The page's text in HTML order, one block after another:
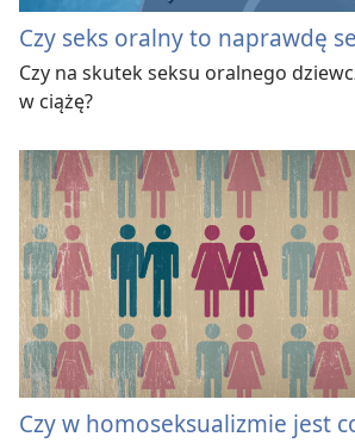
Czy seks oralny to naprawdę
Czy na skutek seksu oralnego
w ciążę?
Czy w homoseksualizmie jest